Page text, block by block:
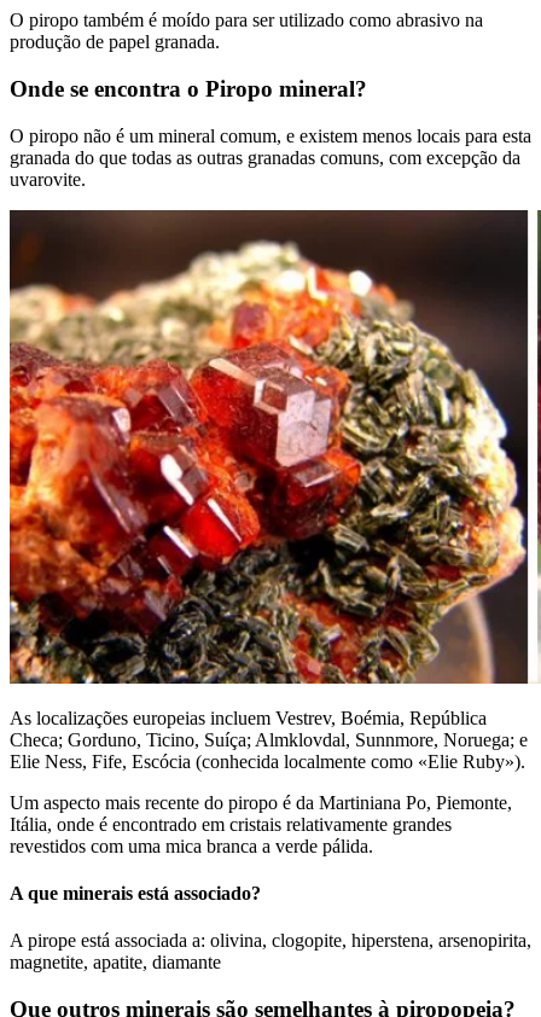
O piropo também é moído para ser utilizado como abrasivo na
produção de papel granada.
Onde se encontra o Piropo mineral?
O piropo não é um mineral comum, e existem menos locais para esta
granada do que todas as outras granadas comuns, com excepção da
uvarovite.
As localizações europeias incluem Vestrev, Boémia, República
Checa; Gorduno, Ticino, Suíça; Almklovdal, Sunnmore, Noruega; e
Elie Ness, Fife, Escócia (conhecida localmente como «Elie Ruby»).
Um aspecto mais recente do piropo é da Martiniana Po, Piemonte,
Itália, onde é encontrado em cristais relativamente grandes
revestidos com uma mica branca a verde pálida.
A que minerais está associado?
A pirope está associada a: olivina, clogopite, hiperstena, arsenopirita,
magnetite, apatite, diamante
Que outros minerais são semelhantes à piropopeia?